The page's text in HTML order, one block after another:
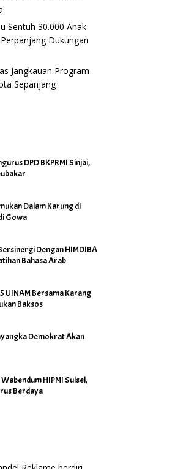
Sentuh 30.000 Anak
Dukungan
Jangkauan Program
Sepanjang
DPD BKPRMI Sinjai,
Dalam Karung di
Gowa
Dengan HIMDIBA
Bahasa Arab
UINAM Bersama Karang
Baksos
Demokrat Akan
HIPMI Sulsel,
Berdaya